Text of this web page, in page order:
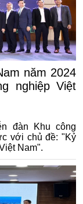
năm 2024
nghiệp Việt
đàn Khu công
với chủ đề: "Kỷ
Nam".